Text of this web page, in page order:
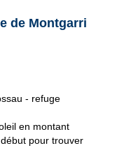
de Montgarri
- refuge
en montant
pour trouver